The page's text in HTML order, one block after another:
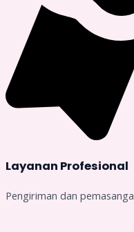
Layanan Profesional
Pengiriman dan